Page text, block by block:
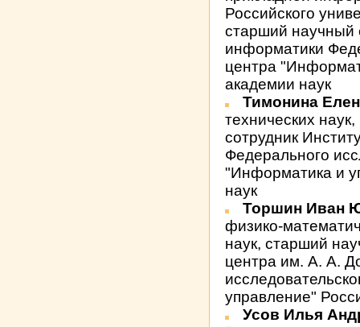
Российского
старший научный
информатики
центра
академии наук
Тимонина
технических
сотрудник
Федерального
"Информатика и
наук
Торшин Иван
физико-
наук, старший
центра им. А. А.
управление"
Усов Илья